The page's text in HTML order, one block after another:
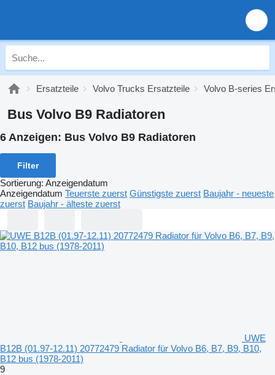
Ersatzteile Volvo Trucks Ersatzteile Volvo B-series
Bus Volvo B9 Radiatoren
6 Anzeigen: Bus Volvo B9 Radiatoren
Filter
Sortierung: Anzeigendatum
Anzeigendatum Teuerste zuerst Günstigste zuerst Baujahr - neueste
zuerst Baujahr - älteste zuerst
UWE
B12B (01.97-12.11) 20772479 Radiator für Volvo B6, B7, B9, B10,
B12 bus (1978-2011)
9